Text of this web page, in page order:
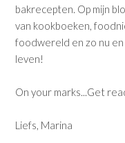
bakrecepten. Op mijn
van kookboeken,
foodwereld en zo nu en
leven!
On your marks...Get
Liefs, Marina